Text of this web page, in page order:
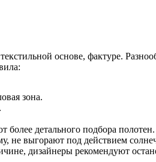
основе, фактуре.
зона.
более детального подбора полотен.
не выгорают под действием
дизайнеры рекомендуют